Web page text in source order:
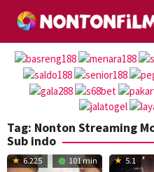
Tag: Nonton Streaming
Sub indo
6.225 101 min 5.1